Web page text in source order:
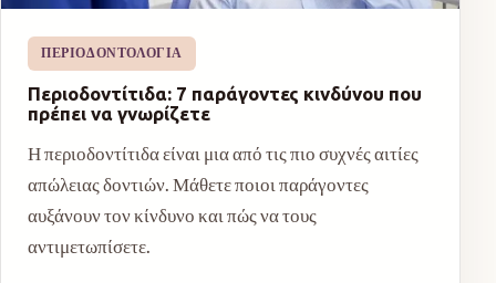
ΠΕΡΙΟΔΟΝΤΟΛΟΓΊΑ
Περιοδοντίτιδα: 7 παράγοντες κινδύνου που
πρέπει να γνωρίζετε
Η περιοδοντίτιδα είναι μια από τις πιο συχνές αιτίες
απώλειας δοντιών. Μάθετε ποιοι παράγοντες
αυξάνουν τον κίνδυνο και πώς να τους
αντιμετωπίσετε.